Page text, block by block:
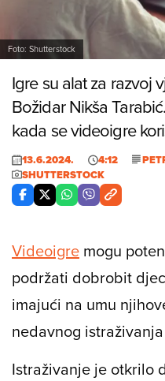
Foto: Shutterstock
Igre su alat za razvoj
Božidar Nikša
kada se videoigre
13.6.2024. 4:12
SHUTTERSTOCK
Videoigre mogu
podržati dobrobit
imajući na umu
nedavnog istraživanja
Istraživanje je otkrilo